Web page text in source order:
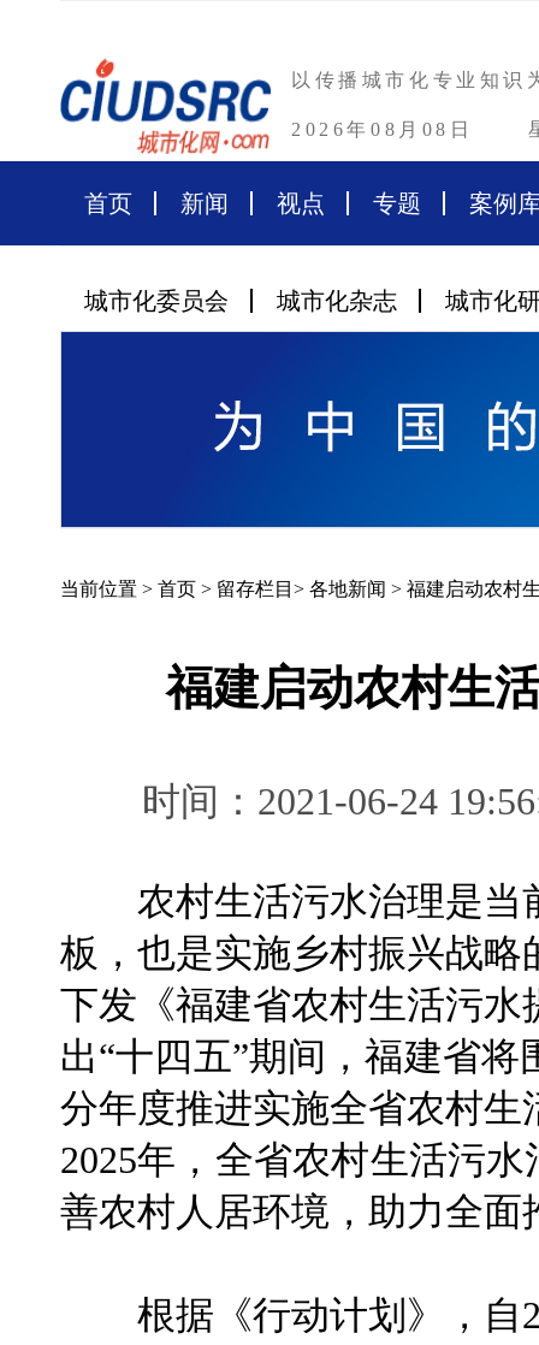
以传播城市化专业知识
2026年08月08日
首页 新闻 视点 专题 案例
城市化委员会 城市化杂志 城市化
当前位置 > 首页 > 留存栏目 > 各地新闻 > 福建启动农村
福建启动农村生
时间：2021-06-24
农村生活污水治理是当
板，也是实施乡村振兴战
下发《福建省农村生活污
出“十四五”期间，福建省
分年度推进实施全省农村
2025年，全省农村生活污
善农村人居环境，助力全面
根据《行动计划》，自